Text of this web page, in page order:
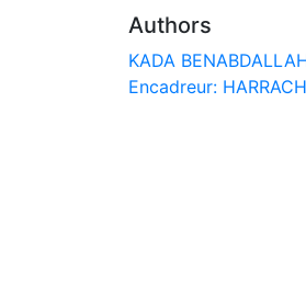
Authors
KADA
Encadreur: